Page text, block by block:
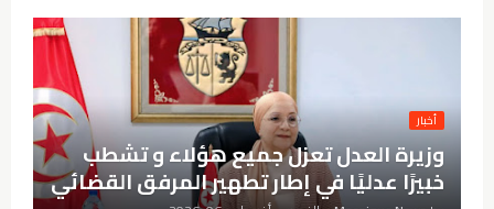
أخبار
وزيرة العدل تعزل جميع هؤلاء و تشطب
خبيرًا عدليًا في إطار تطهير المرفق القضائي